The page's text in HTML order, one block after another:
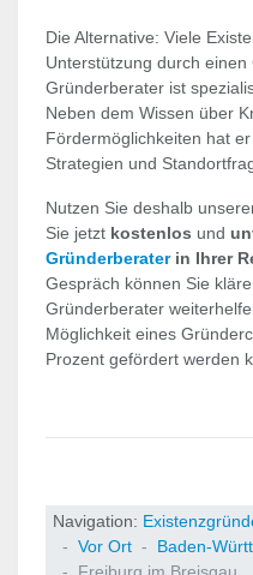
Die Alternative: Viele
Unterstützung durch
Gründerberater ist
Neben dem Wissen über
Fördermöglichkeiten hat
Strategien und
Nutzen Sie deshalb
Sie jetzt kostenlos und
Gründerberaterin Ihrer
Gespräch können Sie
Gründerberater
Möglichkeit eines
Prozent gefördert werden
Navigation:
Vor Ort
Baden-